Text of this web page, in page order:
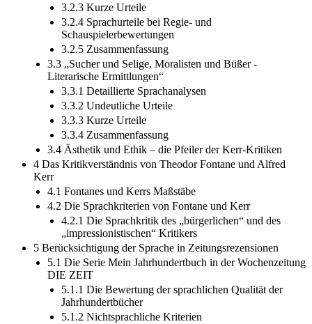
3.2.3 Kurze Urteile
3.2.4 Sprachurteile bei Regie- und
Schauspielerbewertungen
3.2.5 Zusammenfassung
3.3 „Sucher und Selige, Moralisten und Büßer -
Literarische Ermittlungen“
3.3.1 Detaillierte Sprachanalysen
3.3.2 Undeutliche Urteile
3.3.3 Kurze Urteile
3.3.4 Zusammenfassung
3.4 Ästhetik und Ethik – die Pfeiler der Kerr-Kritiken
4 Das Kritikverständnis von Theodor Fontane und Alfred
Kerr
4.1 Fontanes und Kerrs Maßstäbe
4.2 Die Sprachkriterien von Fontane und Kerr
4.2.1 Die Sprachkritik des „bürgerlichen“ und des
„impressionistischen“ Kritikers
5 Berücksichtigung der Sprache in Zeitungsrezensionen
5.1 Die Serie Mein Jahrhundertbuch in der Wochenzeitung
DIE ZEIT
5.1.1 Die Bewertung der sprachlichen Qualität der
Jahrhundertbücher
5.1.2 Nichtsprachliche Kriterien